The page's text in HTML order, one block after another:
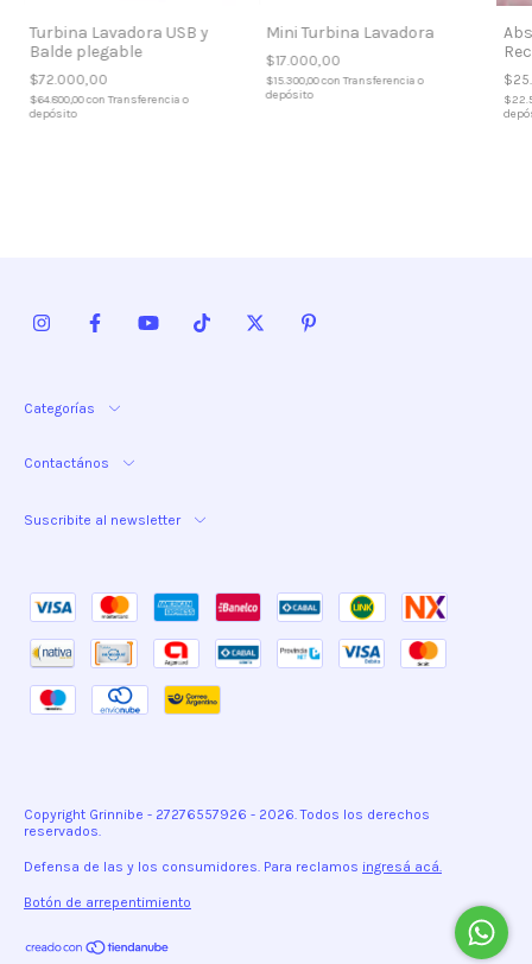
Turbina Lavadora USB y
Balde plegable
$72.000,00
$64.800,00con Transferencia o
depósito
Mini Turbina Lavadora
$17.000,00
$15.300,00con Transferencia o
depósito
Categorías
Contactános
Suscribite al newsletter
Copyright Grinnibe - 27276557926 - 2026. Todos los derechos
reservados.
Defensa de las y los consumidores. Para reclamos ingresá acá.
Botón de arrepentimiento